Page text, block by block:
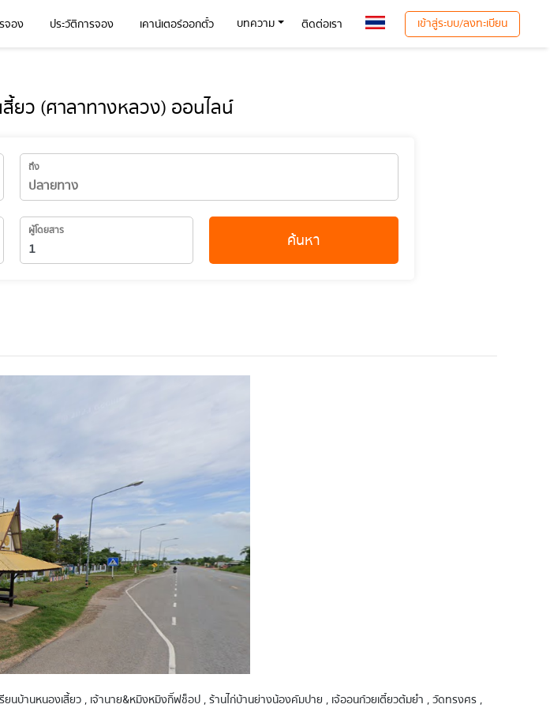
จอง ประวัติการจอง เคาน์เตอร์ออกตั๋ว บทความ ติดต่อเรา เข้าสู่ระบบ/ลงทะเบียน
ยว (ศาลาทางหลวง) ออนไลน์
ถึง
ผู้โดยสาร ค้นหา
ยนบ้านหนองเสี้ยว , เจ้านาย&หมิงหมิงกิ๊ฟช็อป , ร้านไก่บ้านย่างน้องคัมปาย , เจ้ออนก๋วยเตี๋ยวต้มยำ , วัดทรงศร ,